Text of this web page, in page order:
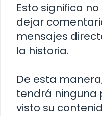
Esto significa
dejar
mensajes
la historia.
De esta
tendrá ninguna
visto su